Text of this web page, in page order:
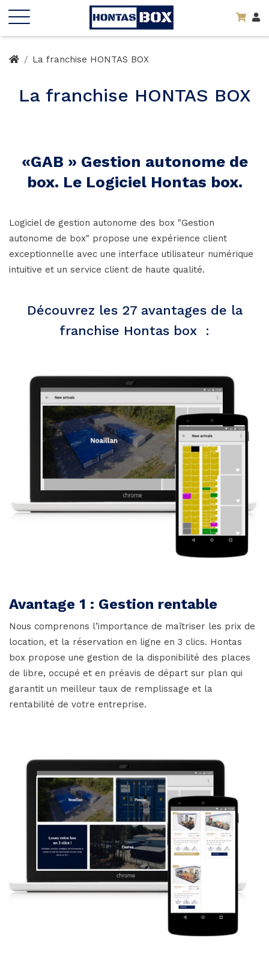
La franchise HONTAS BOX
La franchise HONTAS BOX
«GAB » Gestion autonome de
box. Le Logiciel Hontas box.
Logiciel de gestion autonome des box "Gestion
autonome de box" propose une expérience client
exceptionnelle avec une interface utilisateur numérique
intuitive et un service client de haute qualité.
Découvrez les 27 avantages de la
franchise Hontas box :
Avantage 1 : Gestion rentable
Nous comprenons l’importance de maîtriser les prix de
location, et la réservation en ligne en 3 clics. Hontas
box propose une gestion de la disponibilité des places
de libre, occupé et en préavis de départ sur plan qui
garantit un meilleur taux de remplissage et la
rentabilité de votre entreprise.